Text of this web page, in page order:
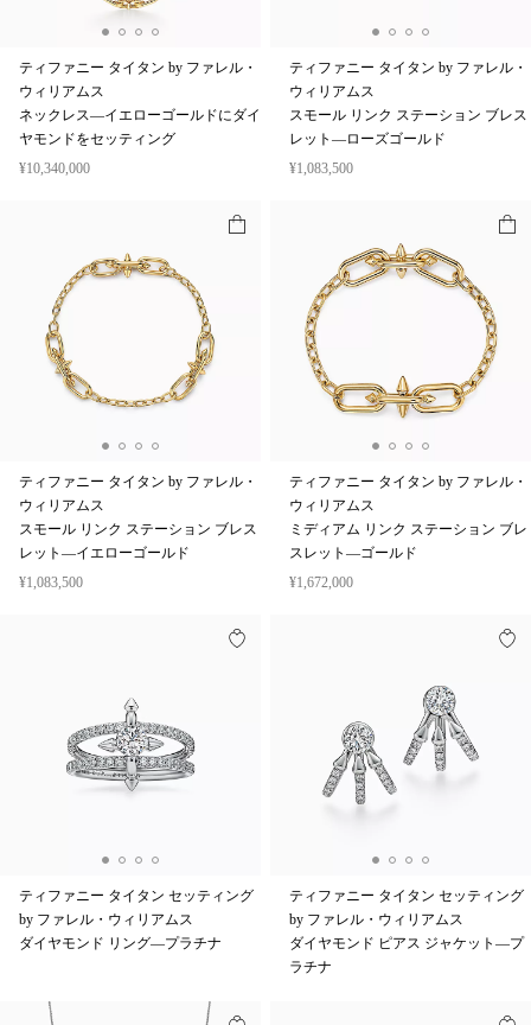
ティファニー タイタン by ファレル・
ウィリアムス
ネックレス—イエローゴールドにダイ
ヤモンドをセッティング
¥10,340,000
ティファニー タイタン by ファレル・
ウィリアムス
スモール リンク ステーション ブレス
レット—ローズゴールド
¥1,083,500
ティファニー タイタン by ファレル・
ウィリアムス
スモール リンク ステーション ブレス
レット—イエローゴールド
¥1,083,500
ティファニー タイタン by ファレル・
ウィリアムス
ミディアム リンク ステーション ブレ
スレット—ゴールド
¥1,672,000
ティファニー タイタン セッティング
by ファレル・ウィリアムス
ダイヤモンド リング—プラチナ
ティファニー タイタン セッティング
by ファレル・ウィリアムス
ダイヤモンド ピアス ジャケット—プ
ラチナ